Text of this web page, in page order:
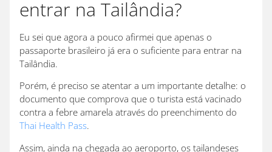
entrar na Tailândia?
Eu sei que agora a pouco afirmei que apenas o
passaporte brasileiro já era o suficiente para entrar na
Tailândia.
Porém, é preciso se atentar a um importante detalhe: o
documento que comprova que o turista está vacinado
contra a febre amarela através do preenchimento do
Thai Health Pass.
Assim, ainda na chegada ao aeroporto, os tailandeses